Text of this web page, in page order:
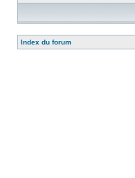
Index du forum